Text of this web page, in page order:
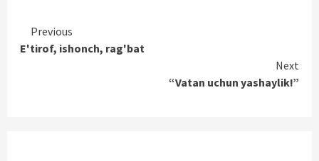
Continue
Reading
Previous
E'tirof, ishonch, rag'bat
Next
“Vatan uchun yashaylik!”